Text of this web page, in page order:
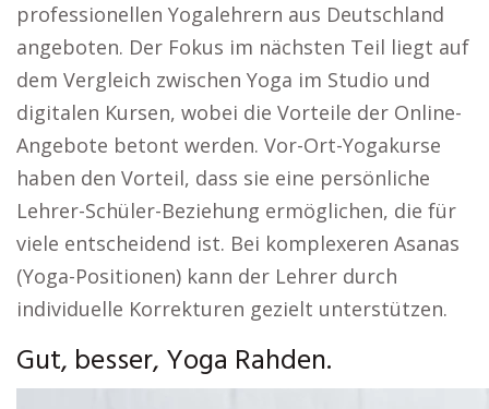
professionellen Yogalehrern aus Deutschland
angeboten. Der Fokus im nächsten Teil liegt auf
dem Vergleich zwischen Yoga im Studio und
digitalen Kursen, wobei die Vorteile der Online-
Angebote betont werden. Vor-Ort-Yogakurse
haben den Vorteil, dass sie eine persönliche
Lehrer-Schüler-Beziehung ermöglichen, die für
viele entscheidend ist. Bei komplexeren Asanas
(Yoga-Positionen) kann der Lehrer durch
individuelle Korrekturen gezielt unterstützen.
Gut, besser, Yoga Rahden.